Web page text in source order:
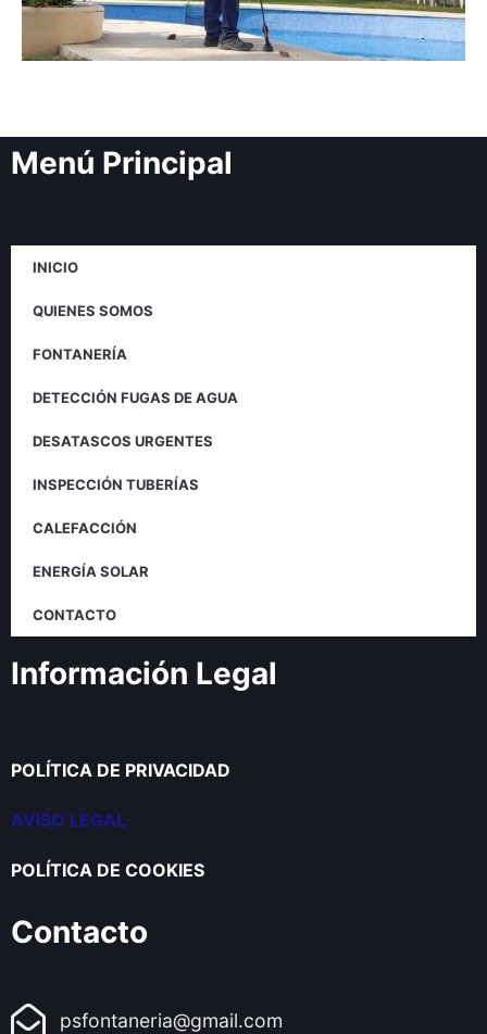
Menú Principal
INICIO
QUIENES SOMOS
FONTANERÍA
DETECCIÓN FUGAS DE AGUA
DESATASCOS URGENTES
INSPECCIÓN TUBERÍAS
CALEFACCIÓN
ENERGÍA SOLAR
CONTACTO
Información Legal
POLÍTICA DE PRIVACIDAD
AVISO LEGAL
POLÍTICA DE COOKIES
Contacto
psfontaneria@gmail.com